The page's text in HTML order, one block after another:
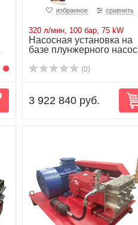
избранное сравнить
320 л/мин, 100 бар, 75 kW
Насосная установка на
базе плунжерного
(0)
3 922 840 руб.